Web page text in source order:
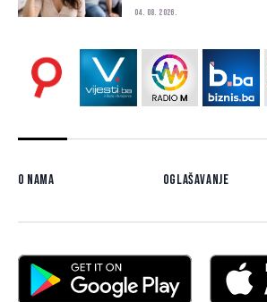
04. 08. 2026.
O nama Oglašavanje